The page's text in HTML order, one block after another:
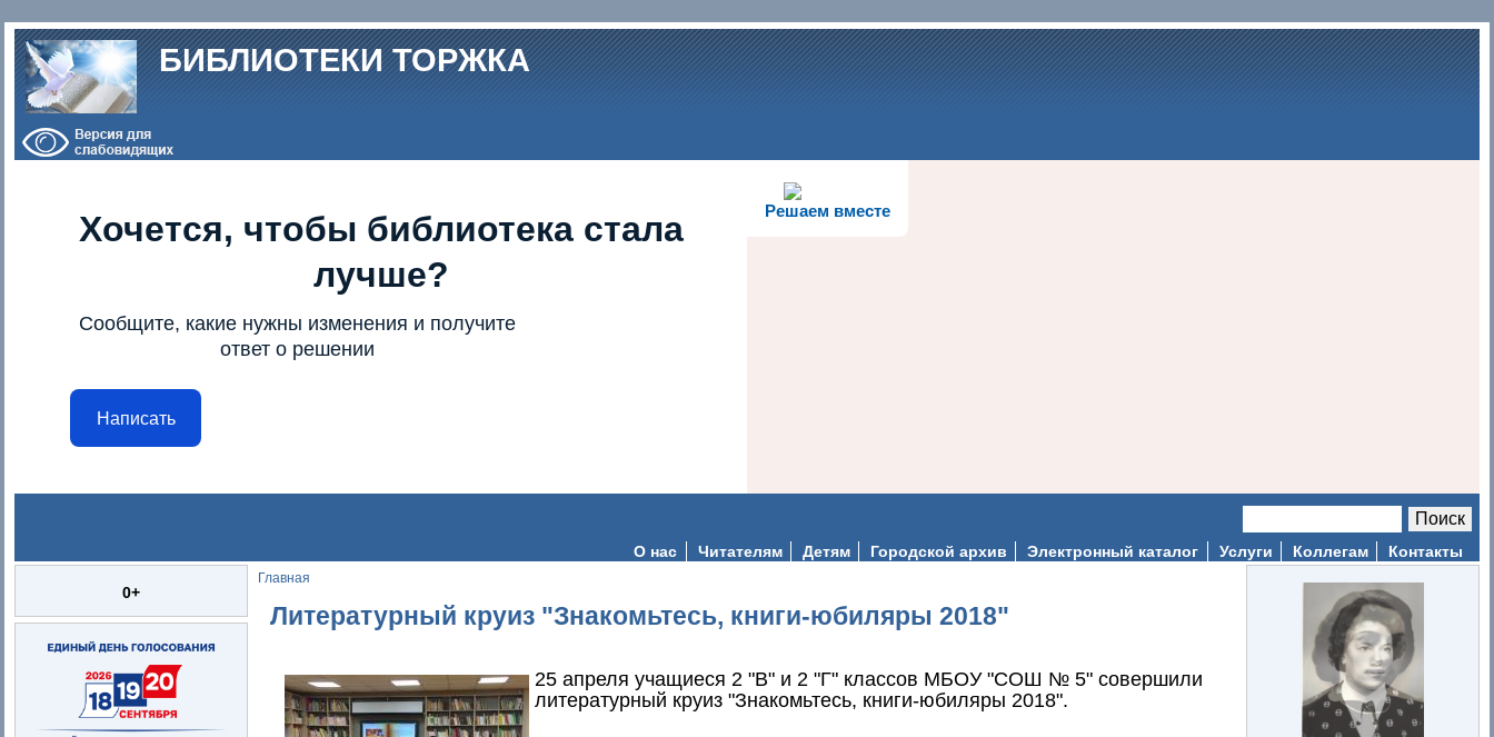
Перейти к основному содержанию
БИБЛИОТЕКИ ТОРЖКА
Решаем вместе
Хочется, чтобы библиотека стала
лучше?
Сообщите, какие нужны изменения и получите
ответ о решении
Написать
Форма поиска
О нас Читателям Детям Городской архив Электронный каталог Услуги Коллегам Контакты
0+
Главная
Литературный круиз "Знакомьтесь, книги-юбиляры 2018"
25 апреля учащиеся 2 "В" и 2 "Г" классов МБОУ "СОШ № 5" совершили
литературный круиз "Знакомьтесь, книги-юбиляры 2018".